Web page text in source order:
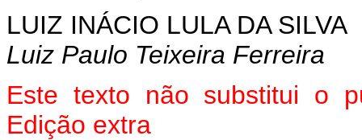
LUIZ INÁCIO LULA DA SILVA
Luiz Paulo Teixeira Ferreira
Este texto não substitui o
Edição extra